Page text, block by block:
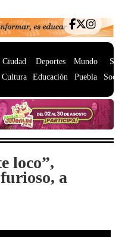
Ciudad
Cultura
Deportes
Educación
Mundo
Puebla
loco”,
a